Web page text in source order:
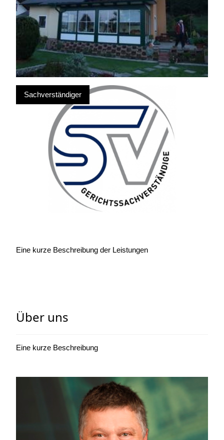
Sachverständiger
Eine kurze Beschreibung der Leistungen
Über uns
Eine kurze Beschreibung